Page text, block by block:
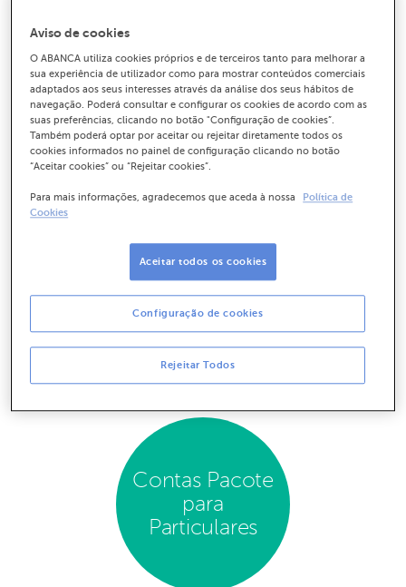
Domicilie o seu ordenado, ou a sua reforma, e receba
mais vantagens na sua conta e na sua vida!
Saiba mais sobre as nossas campanhas.
Campanha Domiciliação
de Ordenado
Domicilie o seu ordenado, ou reforma, e receba o
e descubra o que temos para si. Saiba mais aqui!
Saiba Mais
Contas Pacote
para
Particulares
Aviso de cookies
O ABANCA utiliza cookies próprios e de terceiros tanto para melhorar a
sua experiência de utilizador como para mostrar conteúdos comerciais
adaptados aos seus interesses através da análise dos seus hábitos de
navegação. Poderá consultar e configurar os cookies de acordo com as
suas preferências, clicando no botão "Configuração de cookies”.
Também poderá optar por aceitar ou rejeitar diretamente todos os
cookies informados no painel de configuração clicando no botão
“Aceitar cookies” ou “Rejeitar cookies”.
Para mais informações, agradecemos que aceda à nossa
Política de
Cookies
Rejeitar Todos
Configuração de cookies
Aceitar todos os cookies